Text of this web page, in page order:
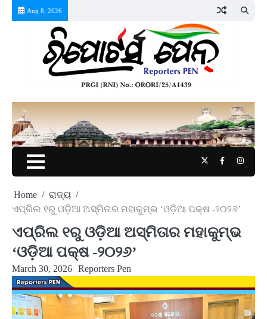
Aug 8, 2026
TwitterFacebook
Home
ରାଜ୍ୟ
ଏପ୍ରିଲ ୧ରୁ ଓଡ଼ିଆ ଅସ୍ମିତାର ମହାକୁମ୍ଭ ‘ଓଡ଼ିଆ ପକ୍ଷ -୨୦୨୬’
ଏପ୍ରିଲ ୧ରୁ ଓଡ଼ିଆ ଅସ୍ମିତାର ମହାକୁମ୍ଭ
‘ଓଡ଼ିଆ ପକ୍ଷ -୨୦୨୬’
March 30, 2026 Reporters Pen